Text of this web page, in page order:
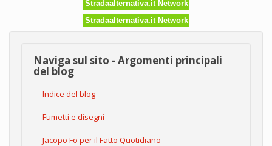
Stradaalternativa.it Network
Stradaalternativa.it Network
Naviga sul sito - Argomenti principali
del blog
Indice del blog
Fumetti e disegni
Jacopo Fo per il Fatto Quotidiano